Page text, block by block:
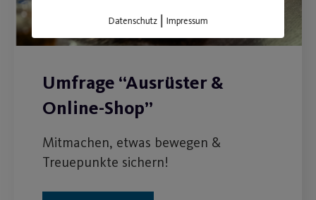
Umfrage “Ausrüster &
Online-Shop”
Mitmachen, etwas bewegen &
Treuepunkte sichern!
Datenschutz| Impressum